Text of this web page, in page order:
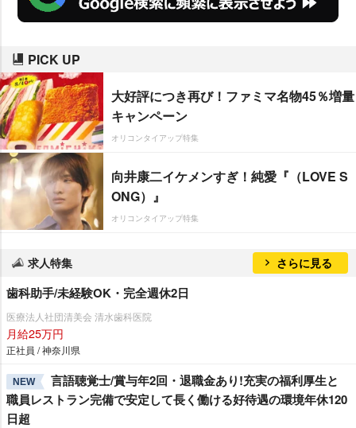
PICK UP
大好評につき再び！ファミマ名物45％増量
キャンペーン
オリコンタイアップ特集
向井康二イケメンすぎ！純愛『（LOVE S
ONG）』
オリコンタイアップ特集
求人特集 さらに見る
歯科助手/未経験OK・完全週休2日
医療法人社団清美会 清水歯科医院
月給25万円
正社員 / 神奈川県
NEW
言語聴覚士/賞与年2回・退職金あり!充実の福利厚生と
職員レストラン完備で安定して長く働ける好待遇の環境年休120
日超